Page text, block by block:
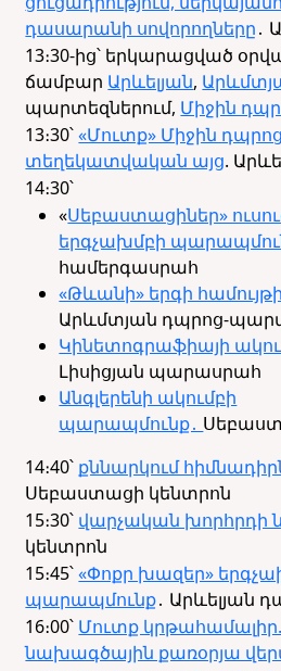
դասարանի սովորողները․
13։30-ից՝ երկարացված
ճամբար Արևելյան,
պարտեզներում, Միջին
13։30՝«Մուտք» Միջին
տեղեկատվական այց.
14։30՝
«Սեբաստացիներ»
երգչախմբի
համերգասրահ
«Թևանի» երգի
Արևմտյան դպրոց-
Կինետոգրաֆիայի
Լիսիցյան պարասրահ
Անգլերենի ակումբի
պարապմունք․
14։40՝ քննարկում
Սեբաստացի կենտրոն
15։30՝ վարչական խորհրդի
կենտրոն
15։45՝«Փոքր խազեր»
պարապմունք․ Արևելյան
16։00՝ Մուտք կրթահամալիր.
նախագծային քառօրյա